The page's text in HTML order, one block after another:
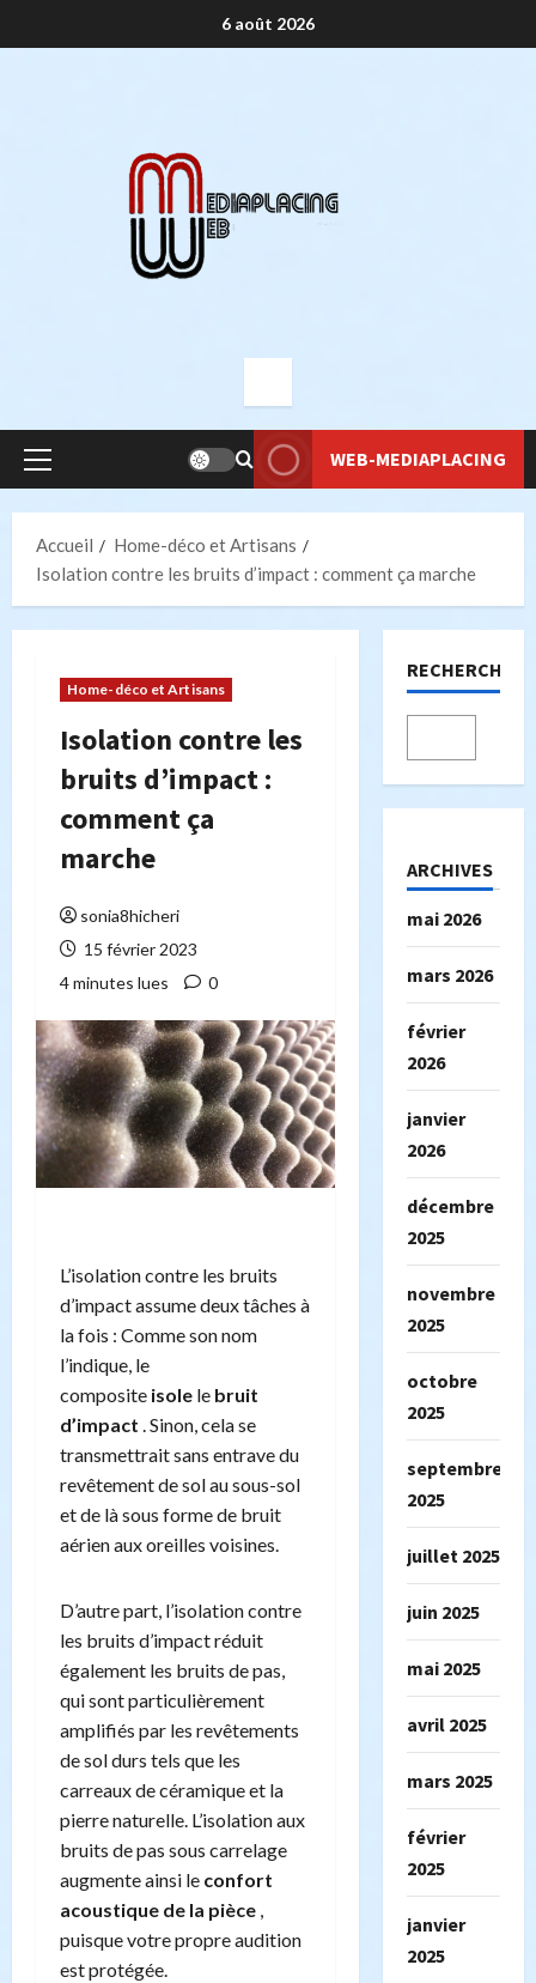
au
6 août 2026
Menu
WEB-MEDIAPLACING
Accueil
Home-déco et Artisans
Isolation contre les bruits d’impact : comment ça marche
Home-déco et Artisans
Isolation contre les
bruits d’impact :
comment ça
marche
sonia8hicheri
15 février 2023
4 minutes lues
0
L’isolation contre les bruits
d’impact assume deux tâches à
la fois : Comme son nom
l’indique, le
composite isole le bruit
d’impact . Sinon, cela se
transmettrait sans entrave du
revêtement de sol au sous-sol
et de là sous forme de bruit
aérien aux oreilles voisines.
D’autre part, l’isolation contre
les bruits d’impact réduit
également les bruits de pas,
qui sont particulièrement
amplifiés par les revêtements
de sol durs tels que les
carreaux de céramique et la
pierre naturelle. L’isolation aux
bruits de pas sous carrelage
augmente ainsi le confort
acoustique de la pièce ,
puisque votre propre audition
est protégée.
RECHERCHER
ARCHIVES
mai 2026
mars 2026
février
2026
janvier
2026
décembre
2025
novembre
2025
octobre
2025
septembre
2025
juillet 2025
juin 2025
mai 2025
avril 2025
mars 2025
février
2025
janvier
2025